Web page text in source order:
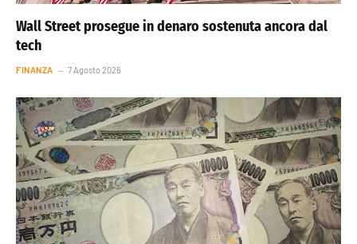
Wall Street prosegue in denaro sostenuta ancora dal
tech
FINANZA 7 Agosto 2026